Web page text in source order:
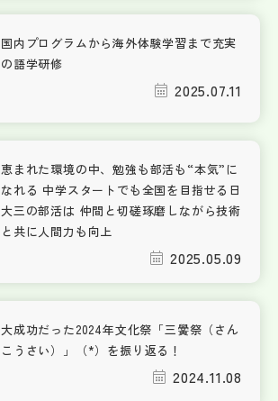
国内プログラムから海外体験学習まで充実
の語学研修
2025.07.11
恵まれた環境の中、勉強も部活も“本気”に
なれる 中学スタートでも全国を目指せる日
大三の部活は 仲間と切磋琢磨しながら技術
と共に人間力も向上
2025.05.09
大成功だった2024年文化祭「三黌祭（さん
こうさい）」（*）を振り返る！
2024.11.08